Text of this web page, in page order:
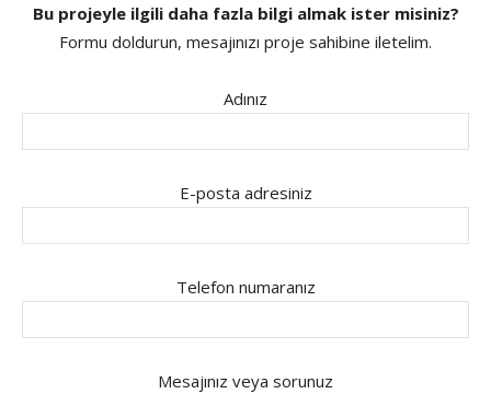
Bu projeyle ilgili daha fazla bilgi almak ister misiniz?
Formu doldurun, mesajınızı proje sahibine iletelim.
Adınız
E-posta adresiniz
Telefon numaranız
Mesajınız veya sorunuz